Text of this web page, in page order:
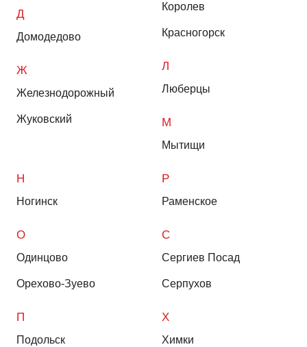
Д
Домодедово
Ж
Железнодорожный
Жуковский
Королев
Красногорск
Л
Люберцы
М
Мытищи
Н
Ногинск
О
Одинцово
Орехово-Зуево
П
Подольск
Р
Раменское
С
Сергиев Посад
Серпухов
Х
Химки